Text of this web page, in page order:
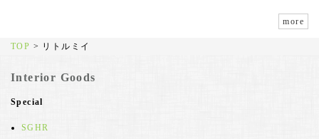
more
TOP > リトルミイ
Interior Goods
Special
SGHR